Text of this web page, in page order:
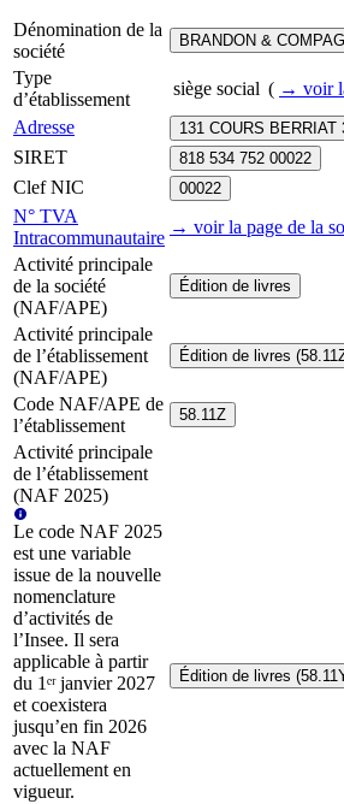
Dénomination de la
société
BRANDON &
Type
d’établissement
siège social ( → voir
Adresse
131 COURS BERRIAT
SIRET 818 534 752 00022
Clef NIC 00022
N° TVA
Intracommunautaire
→ voir la page de la
Activité principale
de la société
(NAF/APE)
Édition de livres
Activité principale
de l’établissement
(NAF/APE)
Édition de livres
Code NAF/APE de
l’établissement
58.11Z
Activité principale
de l’établissement
(NAF 2025)
Le code NAF 2025
est une variable
issue de la nouvelle
nomenclature
d’activités de
l’Insee. Il sera
applicable à partir
du 1ᵉʳ janvier 2027
et coexistera
jusqu’en fin 2026
avec la NAF
actuellement en
vigueur.
Édition de livres